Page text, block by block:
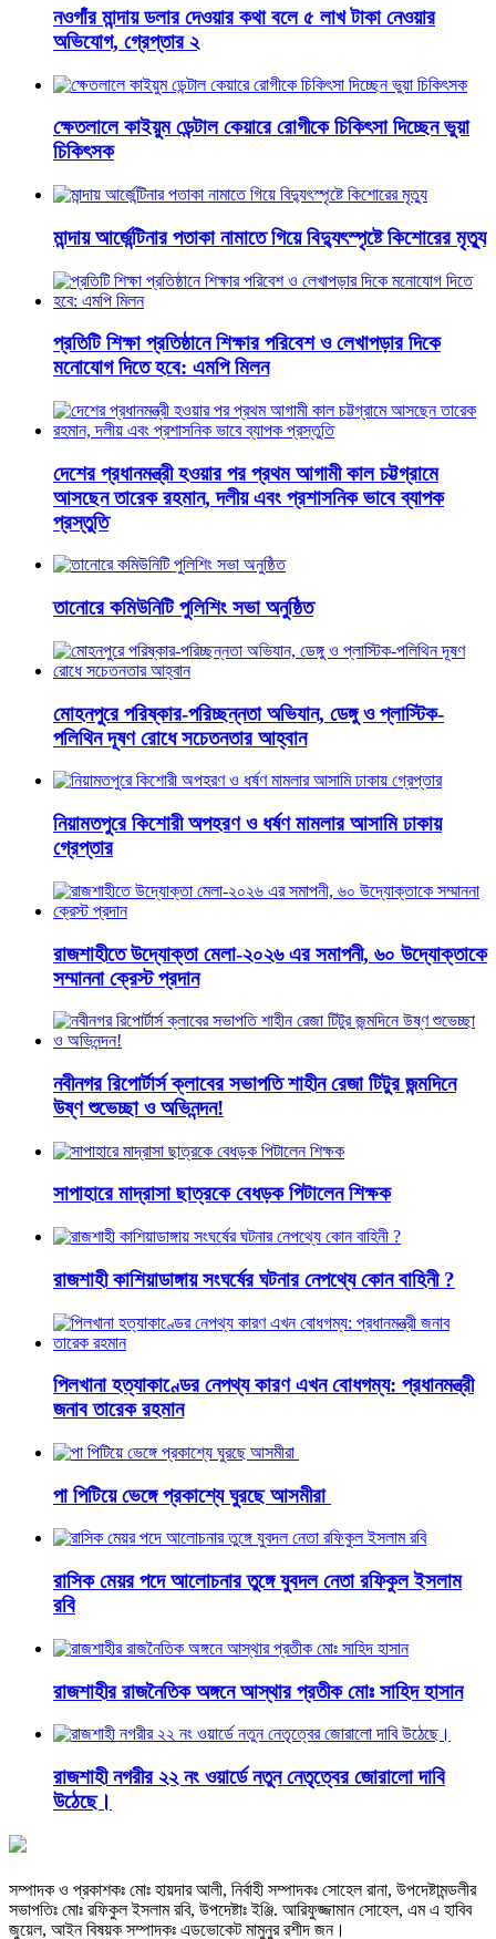
নওগাঁর মান্দায় ডলার দেওয়ার কথা বলে ৫ লাখ টাকা নেওয়ার
অভিযোগ, গ্রেপ্তার ২
ক্ষেতলালে কাইয়ুম ডেন্টাল কেয়ারে রোগীকে চিকিৎসা দিচ্ছেন ভুয়া
চিকিৎসক
মান্দায় আর্জেন্টিনার পতাকা নামাতে গিয়ে বিদ্যুৎস্পৃষ্টে কিশোরের মৃত্যু
প্রতিটি শিক্ষা প্রতিষ্ঠানে শিক্ষার পরিবেশ ও লেখাপড়ার দিকে
মনোযোগ দিতে হবে: এমপি মিলন
দেশের প্রধানমন্ত্রী হওয়ার পর প্রথম আগামী কাল চট্টগ্রামে
আসছেন তারেক রহমান, দলীয় এবং প্রশাসনিক ভাবে ব্যাপক
প্রস্তুতি
তানোরে কমিউনিটি পুলিশিং সভা অনুষ্ঠিত
মোহনপুরে পরিষ্কার-পরিচ্ছন্নতা অভিযান, ডেঙ্গু ও প্লাস্টিক-
পলিথিন দূষণ রোধে সচেতনতার আহ্বান
নিয়ামতপুরে কিশোরী অপহরণ ও ধর্ষণ মামলার আসামি ঢাকায়
গ্রেপ্তার
রাজশাহীতে উদ্যোক্তা মেলা-২০২৬ এর সমাপনী, ৬০ উদ্যোক্তাকে
সম্মাননা ক্রেস্ট প্রদান
নবীনগর রিপোর্টার্স ক্লাবের সভাপতি শাহীন রেজা টিটুর জন্মদিনে
উষ্ণ শুভেচ্ছা ও অভিনন্দন!
সাপাহারে মাদ্রাসা ছাত্রকে বেধড়ক পিটালেন শিক্ষক
রাজশাহী কাশিয়াডাঙ্গায় সংঘর্ষের ঘটনার নেপথ্যে কোন বাহিনী ?
পিলখানা হত্যাকাণ্ডের নেপথ্য কারণ এখন বোধগম্য: প্রধানমন্ত্রী
জনাব তারেক রহমান
পা পিটিয়ে ভেঙ্গে প্রকাশ্যে ঘুরছে আসমীরা
রাসিক মেয়র পদে আলোচনার তুঙ্গে যুবদল নেতা রফিকুল ইসলাম
রবি
রাজশাহীর রাজনৈতিক অঙ্গনে আস্থার প্রতীক মোঃ সাহিদ হাসান
রাজশাহী নগরীর ২২ নং ওয়ার্ডে নতুন নেতৃত্বের জোরালো দাবি
উঠেছে।
সম্পাদক ও প্রকাশকঃ মোঃ হায়দার আলী, নির্বাহী সম্পাদকঃ সোহেল রানা, উপদেষ্টামন্ডলীর
সভাপতিঃ মোঃ রফিকুল ইসলাম রবি, উপদেষ্টাঃ ইঞ্জি. আরিফুজ্জামান সোহেল, এম এ হাবিব
জুয়েল, আইন বিষয়ক সম্পাদকঃ এডভোকেট মামুনুর রশীদ জন।